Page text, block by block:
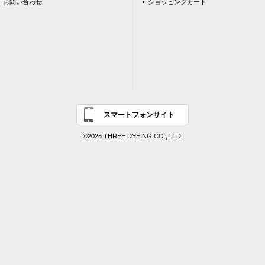
お問い合わせ ショッピングカート
スマートフォンサイト
©2026 THREE DYEING CO., LTD.